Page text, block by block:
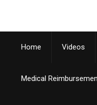
Home Videos
Medical